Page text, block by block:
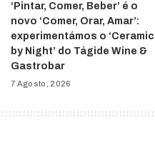
‘Pintar, Comer, Beber’ é o
novo ‘Comer, Orar, Amar’:
experimentámos o ‘Ceramic
by Night’ do Tágide Wine &
Gastrobar
7 Agosto, 2026